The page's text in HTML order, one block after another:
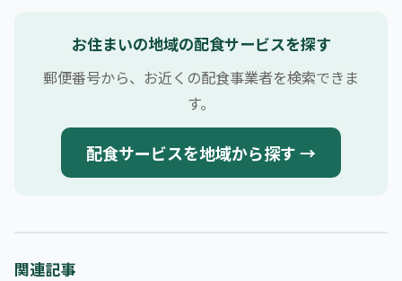
お住まいの地域の配食サービスを探す
郵便番号から、お近くの配食事業者を検索できま
す。
配食サービスを地域から探す →
関連記事